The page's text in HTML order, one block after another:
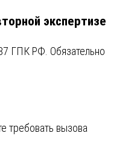
экспертизе
ГПК РФ. Обязательно
вызова